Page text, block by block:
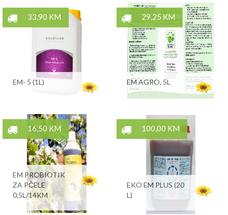
33,90 KM
EM- 5 (1L)
29,25 KM
EM AGRO, 5L
16,50 KM
EM PROBIOTIK
ZA PČELE
0,5L/14KM
100,00 KM
EKO EM PLUS (20
L)